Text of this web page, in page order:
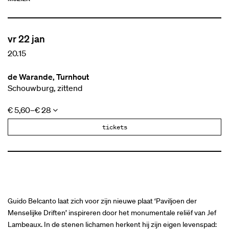
vr 22 jan
20.15
de Warande, Turnhout
Schouwburg, zittend
€ 5,60–€ 28
tickets
Guido Belcanto laat zich voor zijn nieuwe plaat ‘Paviljoen der
Menselijke Driften’ inspireren door het monumentale reliëf van Jef
Lambeaux. In de stenen lichamen herkent hij zijn eigen levenspad: